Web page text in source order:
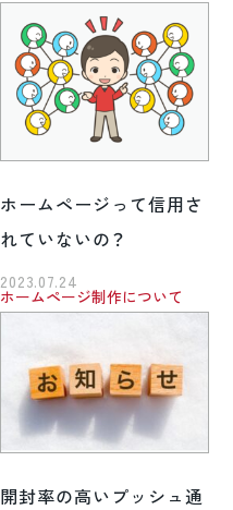
ホームページって信用さ
れていないの？
2023.07.24
ホームページ制作について
開封率の高いプッシュ通